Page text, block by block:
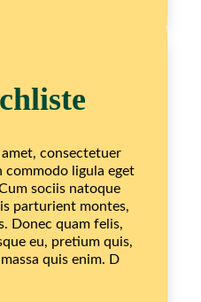
consectetuer
commodo ligula eget
sociis natoque
parturient montes,
Donec quam felis,
eu, pretium quis,
quis enim. D